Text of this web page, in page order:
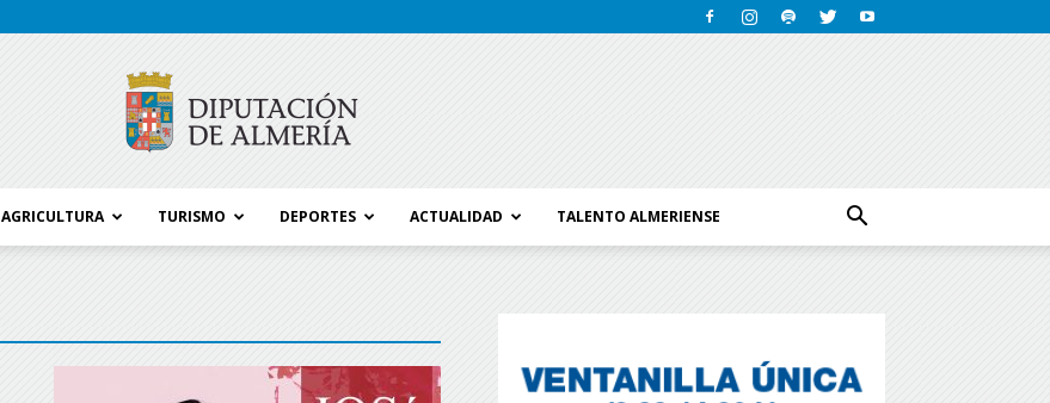
Diputación
AGRICULTURA TURISMO DEPORTES ACTUALIDAD TALENTO ALMERIENSE